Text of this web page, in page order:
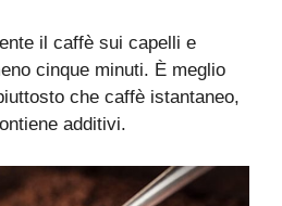
il caffè sui capelli e
cinque minuti. È meglio
che caffè istantaneo,
additivi.